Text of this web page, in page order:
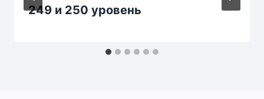
249 и 250 уровень